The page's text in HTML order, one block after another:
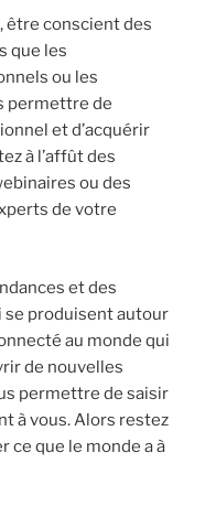
être conscient des
que les
ou les
permettre de
et d’acquérir
à l’affût des
ou des
de votre
et des
produisent autour
au monde qui
de nouvelles
permettre de saisir
à vous. Alors restez
ce que le monde a à